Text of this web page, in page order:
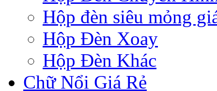
Hộp đèn siêu mỏng
Hộp Đèn Xoay
Hộp Đèn Khác
Chữ Nổi Giá Rẻ